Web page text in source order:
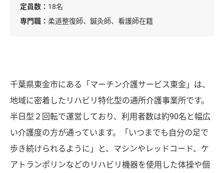
定員数： 18名
専門職： 柔道整復師、鍼灸師、看護師在籍
千葉県東金市にある「マーチン介護サービス東金」は、
地域に密着したリハビリ特化型の通所介護事業所です。
半日型２回転で運営しており、利用者数は約90名と幅広
い介護度の方が通っています。「いつまでも自分の足で
歩き続けられるように」と、マシンやレッドコード、ケ
アトランポリンなどのリハビリ機器を使用した体操や個